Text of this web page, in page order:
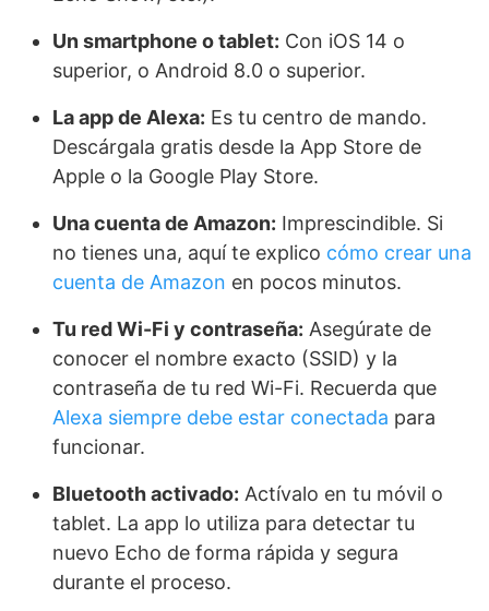
Un smartphone o tablet: Con iOS 14 o
superior, o Android 8.0 o superior.
La app de Alexa: Es tu centro de mando.
Descárgala gratis desde la App Store de
Apple o la Google Play Store.
Una cuenta de Amazon: Imprescindible. Si
no tienes una, aquí te explico cómo crear una
cuenta de Amazon en pocos minutos.
Tu red Wi-Fi y contraseña: Asegúrate de
conocer el nombre exacto (SSID) y la
contraseña de tu red Wi-Fi. Recuerda que
Alexa siempre debe estar conectada para
funcionar.
Bluetooth activado: Actívalo en tu móvil o
tablet. La app lo utiliza para detectar tu
nuevo Echo de forma rápida y segura
durante el proceso.